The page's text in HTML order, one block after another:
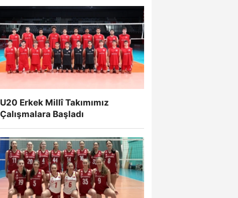
U20 Erkek Millî Takımımız
Çalışmalara Başladı